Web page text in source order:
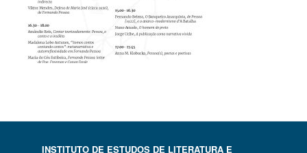
INSTITUTO DE ESTUDOS DE LITERATURA E